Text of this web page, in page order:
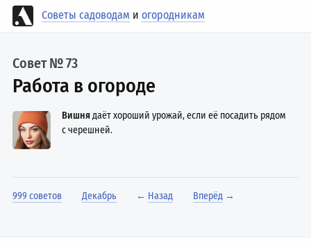
Советы садоводам иогородникам
Совет № 73
Работа в огороде
Вишнядаёт хороший урожай, если её посадить рядом
с черешней.
999 советов Декабрь ← Назад Вперёд→